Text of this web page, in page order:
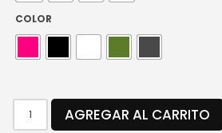
COLOR
CINTURILLA
DEPORTIVA AGREGAR AL CARRITO